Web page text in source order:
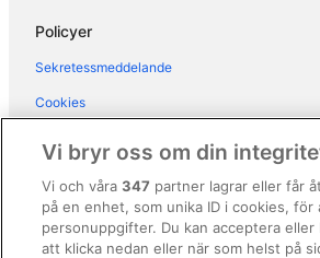
B&B i Porto Cervo
Policyer
Sekretessmeddelande
Cookies
Regler och villkor för Vrbo
Tillgänglighetsanpassning
Vi bryr oss om din
Vi och våra347 partner lagrar eller får
på en enhet, som unika ID i cookies, för
personuppgifter. Du kan acceptera eller
att klicka nedan eller när som helst på